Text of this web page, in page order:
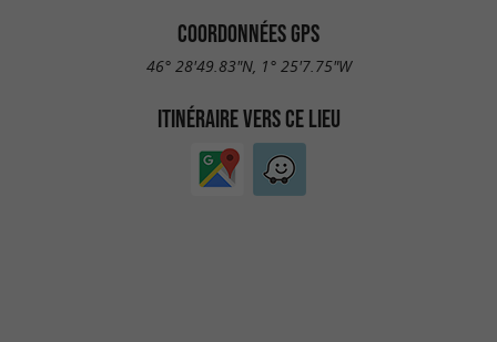
COORDONNÉES GPS
46° 28'49.83"N, 1° 25'7.75"W
ITINÉRAIRE VERS CE LIEU